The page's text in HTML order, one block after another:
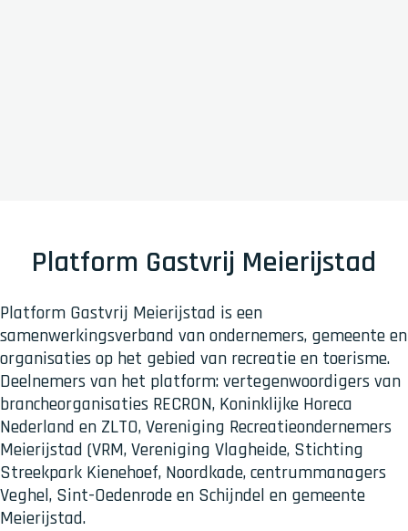
Platform Gastvrij Meierijstad
Platform Gastvrij Meierijstad is een
samenwerkingsverband van ondernemers, gemeente en
organisaties op het gebied van recreatie en toerisme.
Deelnemers van het platform: vertegenwoordigers van
brancheorganisaties RECRON, Koninklijke Horeca
Nederland en ZLTO, Vereniging Recreatieondernemers
Meierijstad (VRM, Vereniging Vlagheide, Stichting
Streekpark Kienehoef, Noordkade, centrummanagers
Veghel, Sint-Oedenrode en Schijndel en gemeente
Meierijstad.